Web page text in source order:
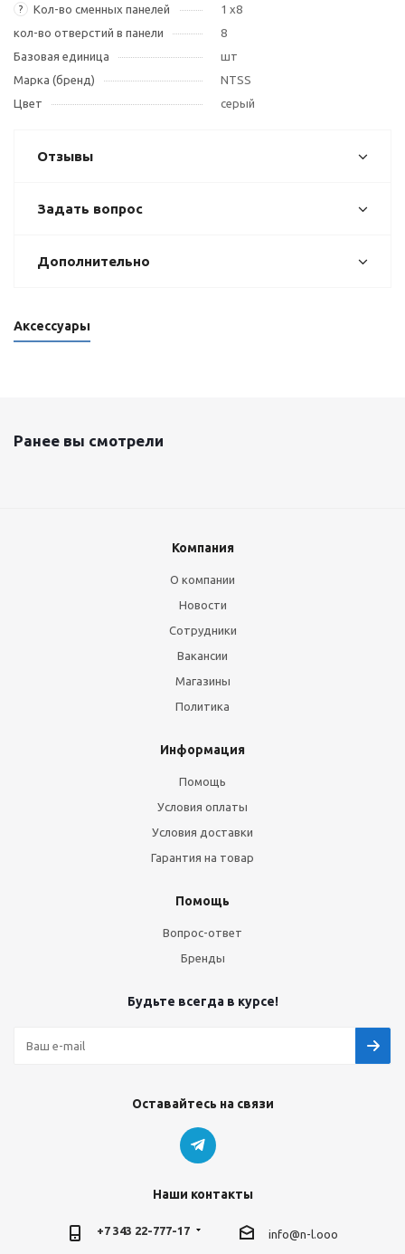
? Кол-во сменных панелей
1 х8
кол-во отверстий в панели
8
Базовая единица
шт
Марка (бренд)
NTSS
Цвет
серый
Отзывы
Задать вопрос
Дополнительно
Аксессуары
Ранее вы смотрели
Компания
О компании
Новости
Сотрудники
Вакансии
Магазины
Политика
Информация
Помощь
Условия оплаты
Условия доставки
Гарантия на товар
Помощь
Вопрос-ответ
Бренды
Будьте всегда в курсе!
Оставайтесь на связи
Наши контакты
+7 343 22-777-17 info@n-l.ooo